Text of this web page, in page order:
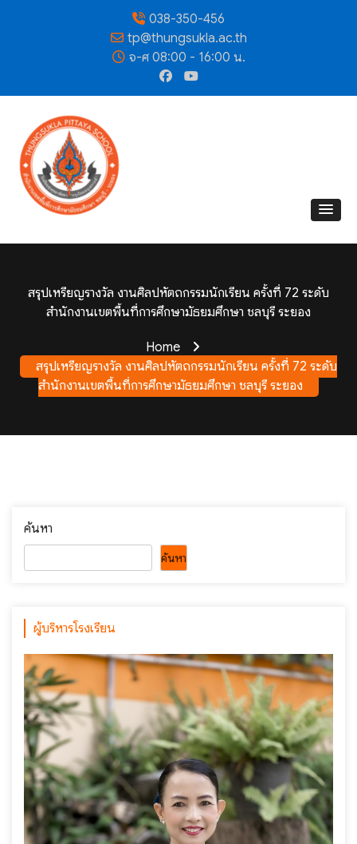
038-350-456
tp@thungsukla.ac.th
จ-ศ 08:00 - 16:00 น.
สรุปเหรียญรางวัล งานศิลปหัตถกรรมนักเรียน ครั้งที่ 72 ระดับ
สำนักงานเขตพื้นที่การศึกษามัธยมศึกษา ชลบุรี ระยอง
Home
สรุปเหรียญรางวัล งานศิลปหัตถกรรมนักเรียน ครั้งที่ 72 ระดับ
สำนักงานเขตพื้นที่การศึกษามัธยมศึกษา ชลบุรี ระยอง
ค้นหา
ค้นหา
ผู้บริหารโรงเรียน